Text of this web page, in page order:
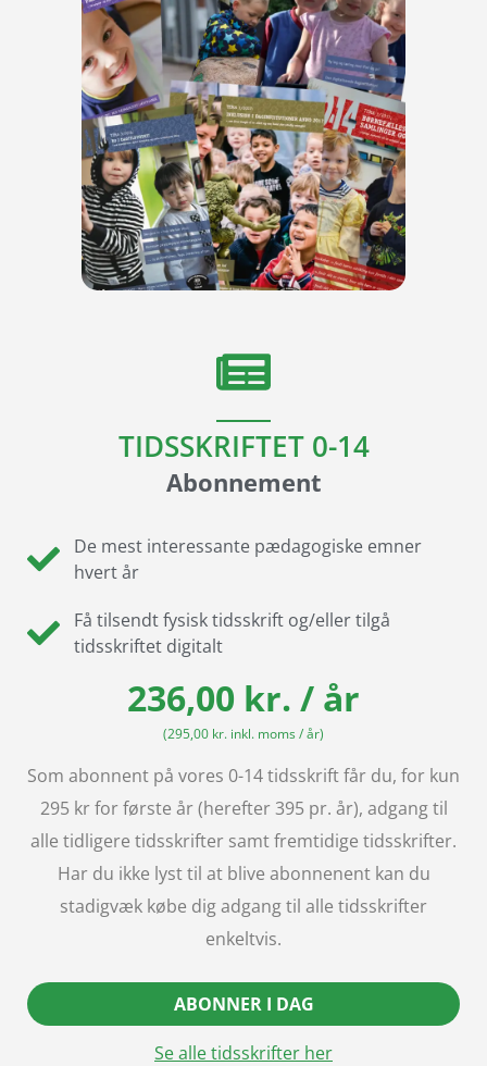
TIDSSKRIFTET 0-14
Abonnement
De mest interessante pædagogiske emner
hvert år
Få tilsendt fysisk tidsskrift og/eller tilgå
tidsskriftet digitalt
236,00 kr. / år
(295,00 kr. inkl. moms / år)
Som abonnent på vores 0-14 tidsskrift får du, for kun
295 kr for første år (herefter 395 pr. år), adgang til
alle tidligere tidsskrifter samt fremtidige tidsskrifter.
Har du ikke lyst til at blive abonnenent kan du
stadigvæk købe dig adgang til alle tidsskrifter
enkeltvis.
ABONNER I DAG
Se alle tidsskrifter her